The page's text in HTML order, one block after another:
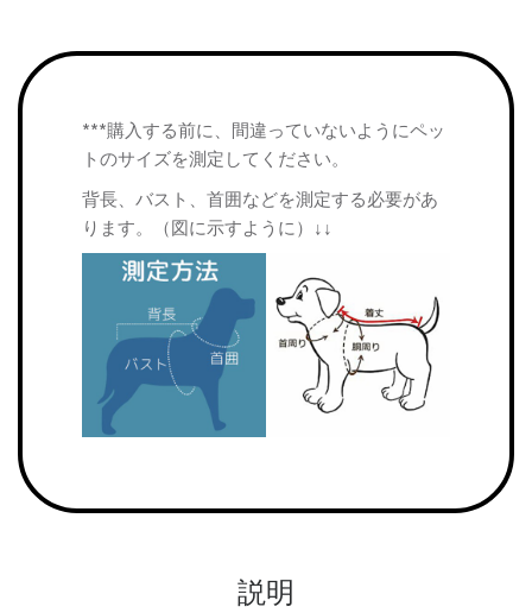
***購入する前に、間違っていないようにペッ
トのサイズを測定してください。
背長、バスト、首囲などを測定する必要があ
ります。（図に示すように）↓↓
説明